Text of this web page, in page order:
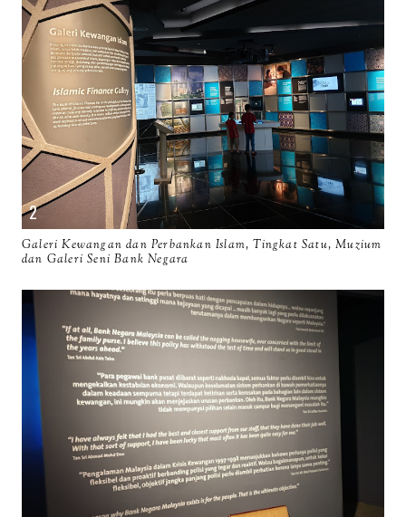
Galeri Kewangan dan Perbankan Islam, Tingkat Satu, Muzium
dan Galeri Seni Bank Negara